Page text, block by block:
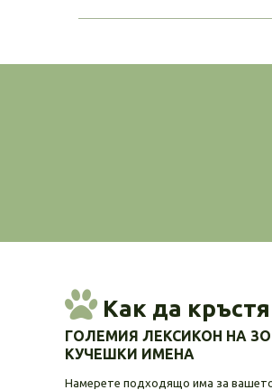
Как да
ГОЛЕМИЯ ЛЕКСИКОН НА
КУЧЕШКИ ИМЕНА
Намерете подходящо има за вашето